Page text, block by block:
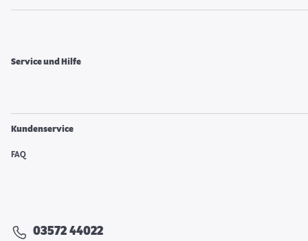
Service und Hilfe
Kundenservice
FAQ
03572 44022